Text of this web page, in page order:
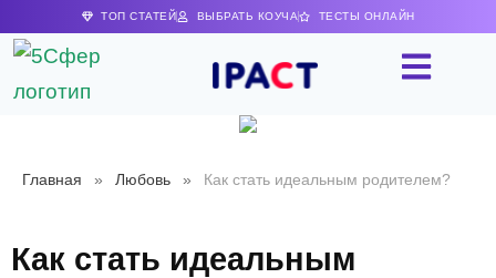
ТОП СТАТЕЙ ВЫБРАТЬ КОУЧА ТЕСТЫ ОНЛАЙН
Главная » Любовь » Как стать идеальным родителем?
Как стать идеальным